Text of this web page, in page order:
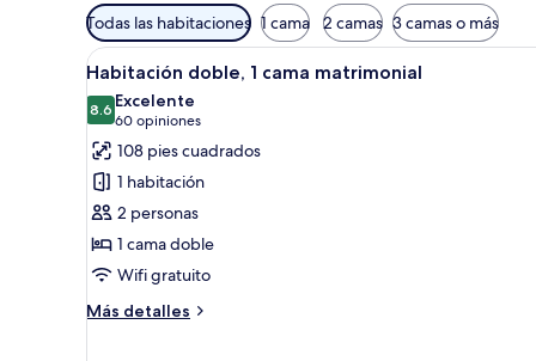
Filtros
disponibles
para
las
habitaciones
Todas las habitaciones 1 cama 2 camas 3 camas o más
Abrir
todas
las
fotos
de
Habitación
doble,
1
cama
matrimonial
Habitación de hotel con una
8
Habitación doble, 1 cama matrimonial
8.68.6 de 10
Excelente
60 opiniones
(60
opiniones)
108 pies cuadrados
1 habitación
2 personas
1 cama doble
Wifi gratuito
Más detalles
Más